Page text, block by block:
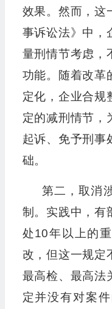
效果。然而，这
事诉讼法》中，
量刑情节考虑，
功能。随着改革
定化，企业合规
定的减刑情节，
起诉、免予刑事
础。
第二，取消
制。实践中，有
处10年以上的
改，但这一规定
最高检、最高法
定并没有对案